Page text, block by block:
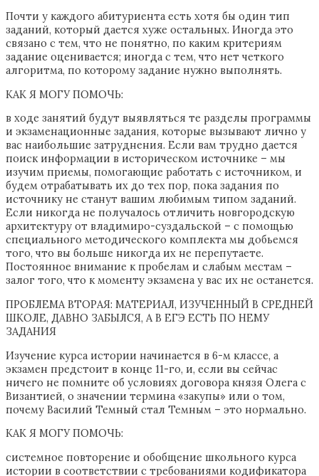
Почти у каждого абитуриента есть хотя бы один тип
заданий, который дается хуже остальных. Иногда это
связано с тем, что не понятно, по каким критериям
задание оценивается; иногда с тем, что нет четкого
алгоритма, по которому задание нужно выполнять.
КАК Я МОГУ ПОМОЧЬ:
в ходе занятий будут выявляться те разделы программы
и экзаменационные задания, которые вызывают лично у
вас наибольшие затруднения. Если вам трудно дается
поиск информации в историческом источнике – мы
изучим приемы, помогающие работать с источником, и
будем отрабатывать их до тех пор, пока задания по
источнику не станут вашим любимым типом заданий.
Если никогда не получалось отличить новгородскую
архитектуру от владимиро-суздальской – с помощью
специального методического комплекта мы добьемся
того, что вы больше никогда их не перепутаете.
Постоянное внимание к пробелам и слабым местам –
залог того, что к моменту экзамена у вас их не останется.
ПРОБЛЕМА ВТОРАЯ: МАТЕРИАЛ, ИЗУЧЕННЫЙ В СРЕДНЕЙ
ШКОЛЕ, ДАВНО ЗАБЫЛСЯ, А В ЕГЭ ЕСТЬ ПО НЕМУ
ЗАДАНИЯ
Изучение курса истории начинается в 6-м классе, а
экзамен предстоит в конце 11-го, и, если вы сейчас
ничего не помните об условиях договора князя Олега с
Византией, о значении термина «закупы» или о том,
почему Василий Темный стал Темным – это нормально.
КАК Я МОГУ ПОМОЧЬ:
системное повторение и обобщение школьного курса
истории в соответствии с требованиями кодификатора